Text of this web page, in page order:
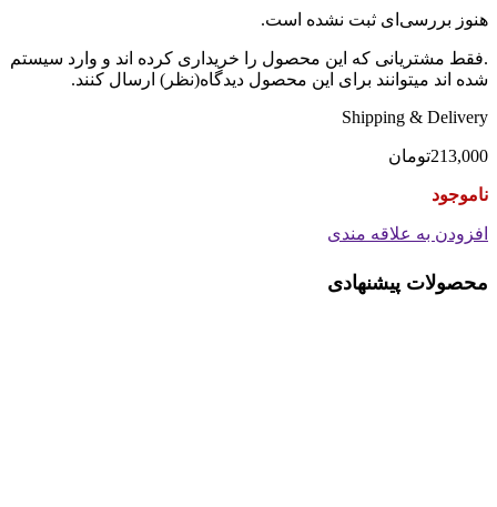
هنوز بررسی‌ای ثبت نشده است.
.فقط مشتریانی که این محصول را خریداری کرده اند و وارد سیستم
شده اند میتوانند برای این محصول دیدگاه(نظر) ارسال کنند.
Shipping & Delivery
213,000تومان
ناموجود
افزودن به علاقه مندی
محصولات پیشنهادی